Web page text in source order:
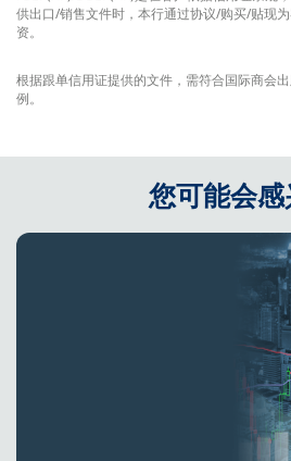
供出口/销售文件时，本行通过协议/购买/贴现
资。
根据跟单信用证提供的文件，需符合国际商会
例。
您可能会